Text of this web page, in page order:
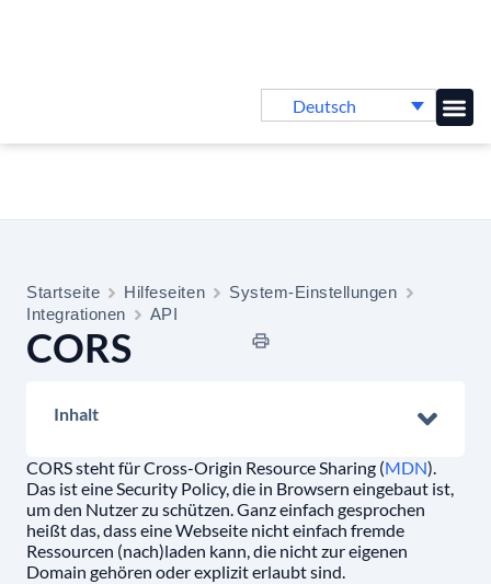
Deutsch
Startseite Hilfeseiten
System-Einstellungen
Integrationen
API
CORS
Inhalt
CORS steht für Cross-Origin Resource Sharing (MDN).
Das ist eine Security Policy, die in Browsern eingebaut ist,
um den Nutzer zu schützen. Ganz einfach gesprochen
heißt das, dass eine Webseite nicht einfach fremde
Ressourcen (nach)laden kann, die nicht zur eigenen
Domain gehören oder explizit erlaubt sind.